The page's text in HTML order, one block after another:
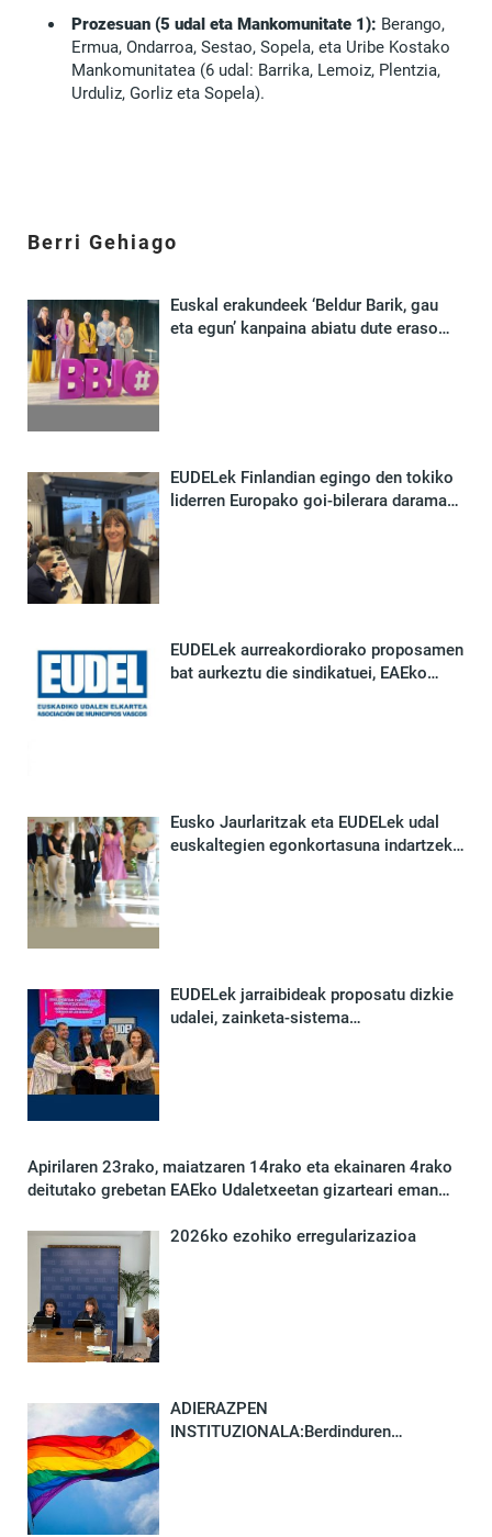
Prozesuan (5 udal eta Mankomunitate 1): Berango,
Ermua, Ondarroa, Sestao, Sopela, eta Uribe Kostako
Mankomunitatea (6 udal: Barrika, Lemoiz, Plentzia,
Urduliz, Gorliz eta Sopela).
Berri Gehiago
Euskal erakundeek ‘Beldur Barik, gau
eta egun’ kanpaina abiatu dute eraso
EUDELek Finlandian egingo den tokiko
liderren Europako goi-bilerara darama
EUDELek aurreakordiorako proposamen
bat aurkeztu die sindikatuei, EAEko
Eusko Jaurlaritzak eta EUDELek udal
euskaltegien egonkortasuna indartzeko
EUDELek jarraibideak proposatu dizkie
udalei, zainketa-sistema
Apirilaren 23rako, maiatzaren 14rako eta ekainaren 4rako
deitutako grebetan EAEko Udaletxeetan gizarteari eman
2026ko ezohiko erregularizazioa
ADIERAZPEN
INSTITUZIONALA:Berdinduren